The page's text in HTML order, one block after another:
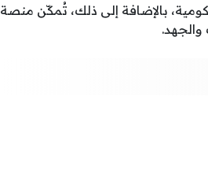
بالإضافة إلى ذلك، تُمكّن منصة